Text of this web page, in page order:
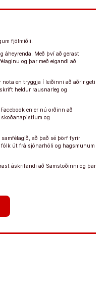
fjölmiðli.
áheyrenda. Með því að gerast
og þar með eigandi að
en tryggja í leiðinni að aðrir geti
heldur rausnarleg og
en er nú orðinn að
og
að það sé þörf fyrir
út frá sjónarhóli og hagsmunum
áskrifandi að Samstöðinni og þar